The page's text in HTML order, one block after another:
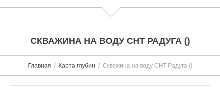
СКВАЖИНА НА ВОДУ СНТ РАДУГА ()
Главная Карта глубин Скважина на воду СНТ Радуга ()